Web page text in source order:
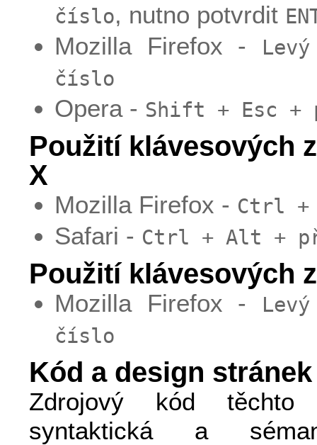
číslo, nutno potvrdit
Mozilla Firefox -
číslo
Opera - Shift + Esc +
Použití klávesových
X
Mozilla Firefox - Ctrl +
Safari - Ctrl + Alt +
Použití klávesových
Mozilla Firefox -
číslo
Kód a design stránek
Zdrojový kód těchto
syntaktická a